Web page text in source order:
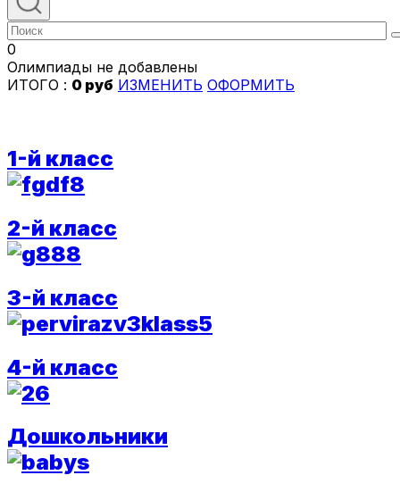
0
Олимпиады не добавлены
ИТОГО : 0 руб ИЗМЕНИТЬ ОФОРМИТЬ
1-й класс
2-й класс
3-й класс
4-й класс
Дошкольники